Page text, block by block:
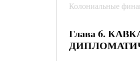
Колониальные
Глава 6.